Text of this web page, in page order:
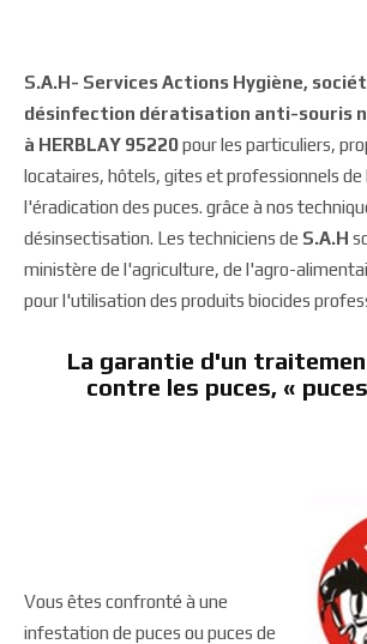
S.A.H- Services Actions Hygiène,
désinfection dératisation anti-souris
à HERBLAY 95220pour les particuliers,
locataires, hôtels, gites et professionnels
l'éradication des puces. grâce à nos
désinsectisation. Les techniciens de S.A.H
ministère de l'agriculture, de l'agro-
pour l'utilisation des produits biocides
La garantie d'un
contre les puces, «
Vous êtes confronté à une
infestation de puces ou puces de